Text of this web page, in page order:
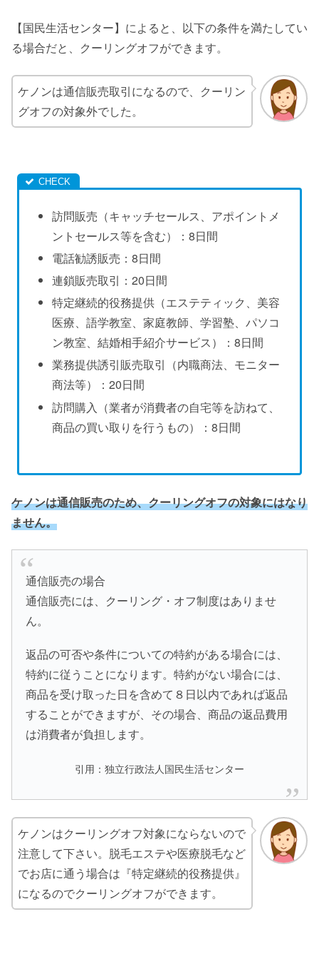
【国民生活センター】によると、以下の条件を満たしてい
る場合だと、クーリングオフができます。
ケノンは通信販売取引になるので、クーリン
グオフの対象外でした。
訪問販売（キャッチセールス、アポイントメ
ントセールス等を含む）：8日間
電話勧誘販売：8日間
連鎖販売取引：20日間
特定継続的役務提供（エステティック、美容
医療、語学教室、家庭教師、学習塾、パソコ
ン教室、結婚相手紹介サービス）：8日間
業務提供誘引販売取引（内職商法、モニター
商法等）：20日間
訪問購入（業者が消費者の自宅等を訪ねて、
商品の買い取りを行うもの）：8日間
ケノンは通信販売のため、クーリングオフの対象にはなり
ません。
通信販売の場合
通信販売には、クーリング・オフ制度はありませ
ん。
返品の可否や条件についての特約がある場合には、
特約に従うことになります。特約がない場合には、
商品を受け取った日を含めて８日以内であれば返品
することができますが、その場合、商品の返品費用
は消費者が負担します。
引用：独立行政法人国民生活センター
ケノンはクーリングオフ対象にならないので
注意して下さい。脱毛エステや医療脱毛など
でお店に通う場合は『特定継続的役務提供』
になるのでクーリングオフができます。